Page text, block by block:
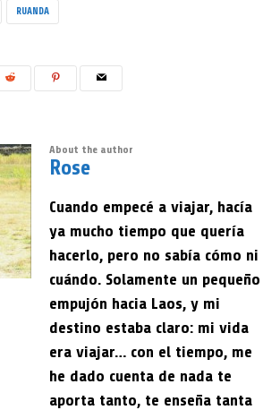
RUANDA
About the author
Rose
Cuando empecé a viajar, hacía
ya mucho tiempo que quería
hacerlo, pero no sabía cómo ni
cuándo. Solamente un pequeño
empujón hacia Laos, y mi
destino estaba claro: mi vida
era viajar… con el tiempo, me
he dado cuenta de nada te
aporta tanto, te enseña tanta